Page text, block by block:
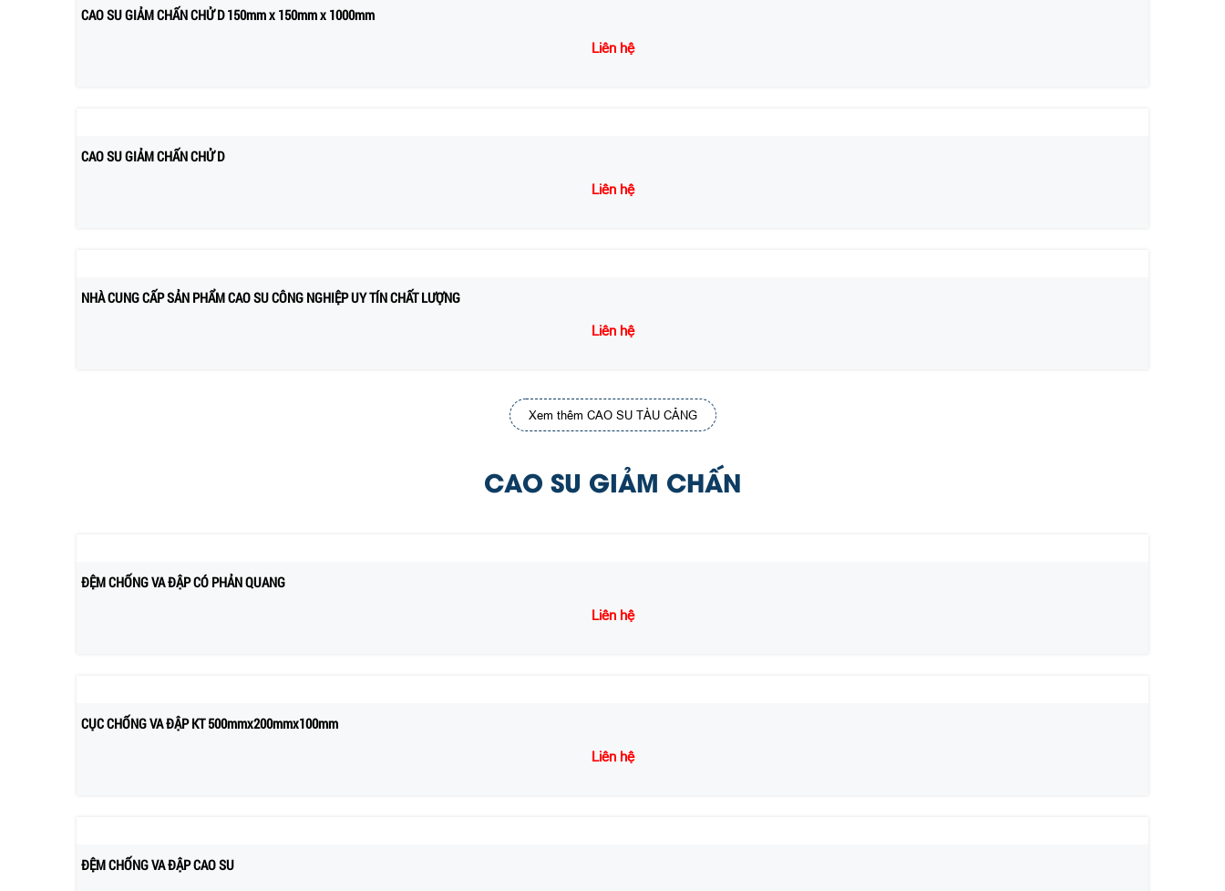
CAO SU GIẢM CHẤN CHỬ D 150mm x 150mm x 1000mm
Liên hệ
CAO SU GIẢM CHẤN CHỬ D
Liên hệ
NHÀ CUNG CẤP SẢN PHẨM CAO SU CÔNG NGHIỆP UY TÍN CHẤT LƯỢNG
Liên hệ
Xem thêm CAO SU TÀU CẢNG
CAO SU GIẢM CHẤN
ĐỆM CHỐNG VA ĐẬP CÓ PHẢN QUANG
Liên hệ
CỤC CHỐNG VA ĐẬP KT 500mmx200mmx100mm
Liên hệ
ĐỆM CHỐNG VA ĐẬP CAO SU